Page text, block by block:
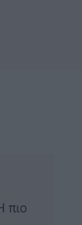
πιο